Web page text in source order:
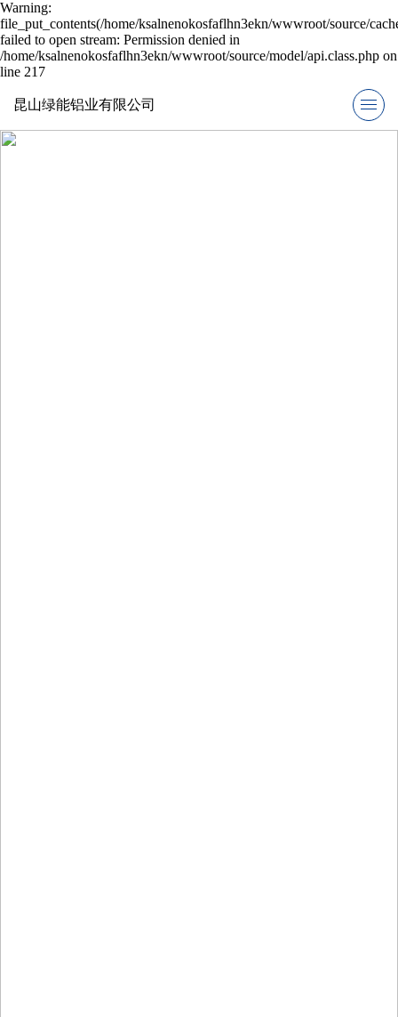
Warning:
file_put_contents(/home/ksalnenokosfaflhn3ekn/wwwroot/source/
failed to open stream: Permission denied in
/home/ksalnenokosfaflhn3ekn/wwwroot/source/model/api.class.php on
line 217
昆山绿能铝业有限公司